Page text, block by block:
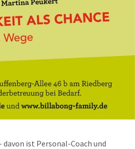
ist Personal-Coach und